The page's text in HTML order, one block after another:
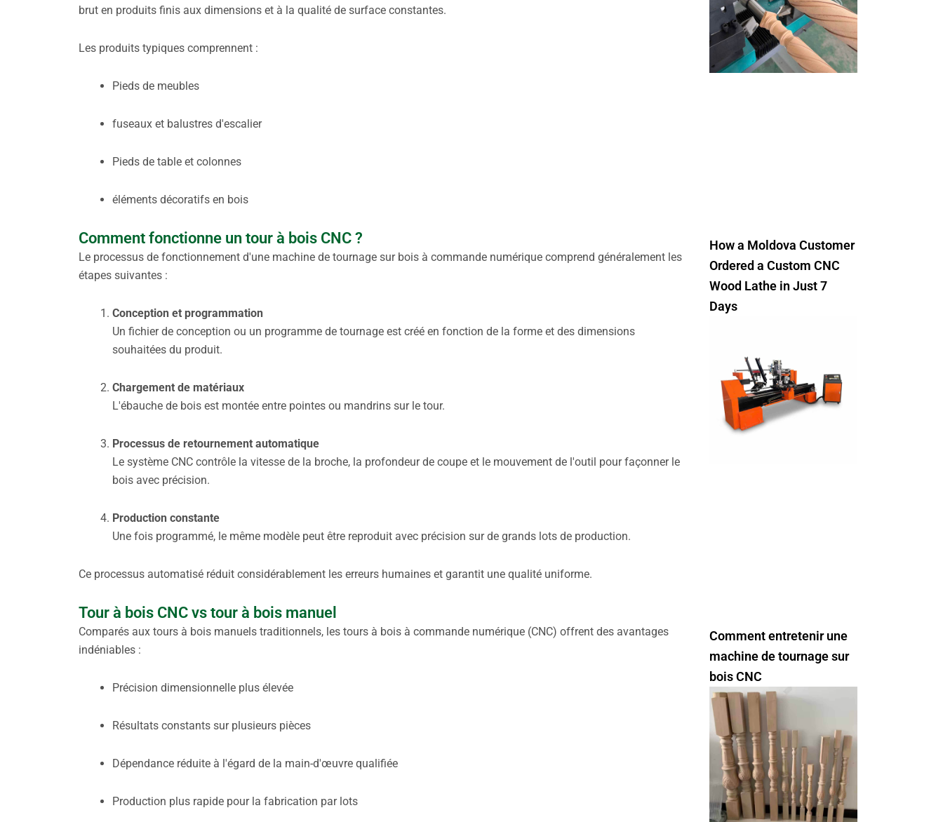
brut en produits finis aux dimensions et à la qualité de surface constantes.
Les produits typiques comprennent :
Pieds de meubles
fuseaux et balustres d'escalier
Pieds de table et colonnes
éléments décoratifs en bois
Comment fonctionne un tour à bois CNC ?
Le processus de fonctionnement d'une machine de tournage sur bois à commande numérique comprend généralement les
étapes suivantes :
Conception et programmation
Un fichier de conception ou un programme de tournage est créé en fonction de la forme et des dimensions
souhaitées du produit.
Chargement de matériaux
L'ébauche de bois est montée entre pointes ou mandrins sur le tour.
Processus de retournement automatique
Le système CNC contrôle la vitesse de la broche, la profondeur de coupe et le mouvement de l'outil pour façonner le
bois avec précision.
Production constante
Une fois programmé, le même modèle peut être reproduit avec précision sur de grands lots de production.
Ce processus automatisé réduit considérablement les erreurs humaines et garantit une qualité uniforme.
Tour à bois CNC vs tour à bois manuel
Comparés aux tours à bois manuels traditionnels, les tours à bois à commande numérique (CNC) offrent des avantages
indéniables :
Précision dimensionnelle plus élevée
Résultats constants sur plusieurs pièces
Dépendance réduite à l'égard de la main-d'œuvre qualifiée
Production plus rapide pour la fabrication par lots
How a Moldova Customer
Ordered a Custom CNC
Wood Lathe in Just 7
Days
Comment entretenir une
machine de tournage sur
bois CNC